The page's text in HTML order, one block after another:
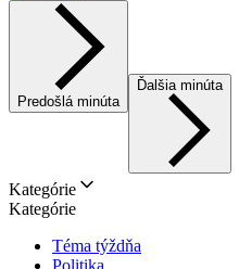
Predošlá minúta
Ďalšia minúta
Kategórie
Kategórie
Téma týždňa
Politika